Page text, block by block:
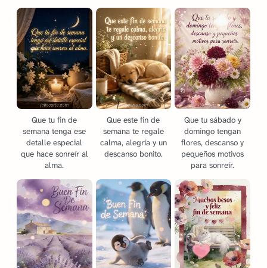
Que tu fin de
semana tenga ese
detalle especial
que hace sonreír al
alma.
Que este fin de
semana te regale
calma, alegría y un
descanso bonito.
Que tu sábado y
domingo tengan
flores, descanso y
pequeños motivos
para sonreír.